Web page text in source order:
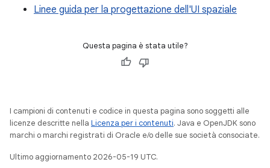
Linee guida per la progettazione dell'UI spaziale
Questa pagina è stata utile?
I campioni di contenuti e codice in questa pagina sono soggetti alle
licenze descritte nella Licenza per i contenuti. Java e OpenJDK sono
marchi o marchi registrati di Oracle e/o delle sue società consociate.
Ultimo aggiornamento 2026-05-19 UTC.